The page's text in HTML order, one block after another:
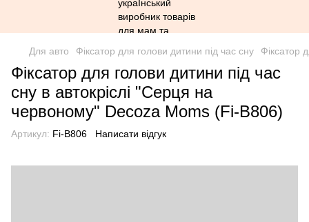
Для авто Фіксатор для голови дитини під час сну Фіксатор
Фіксатор для голови дитини під час
сну в автокріслі "Серця на
червоному" Decoza Moms (Fi-B806)
Артикул: Fi-B806 Написати відгук